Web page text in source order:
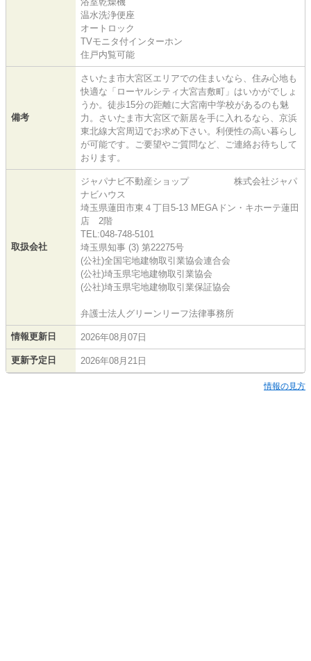
温水洗浄便座
オートロック
TVモニタ付インターホン
住戸内覧可能
備考
さいたま市大宮区エリアでの住まいなら、住み心地も
快適な「ローヤルシティ大宮吉敷町」はいかがでしょ
うか。徒歩15分の距離に大宮南中学校があるのも魅
力。さいたま市大宮区で新居を手に入れるなら、京浜
東北線大宮周辺でお求め下さい。利便性の高い暮らし
が可能です。ご要望やご質問など、ご連絡お待ちして
おります。
取扱会社
ジャパナビ不動産ショップ 株式会社ジャパ
ナビハウス
埼玉県蓮田市東４丁目5-13 MEGAドン・キホーテ蓮田
店 2階
TEL:048-748-5101
埼玉県知事 (3) 第22275号
(公社)全国宅地建物取引業協会連合会
(公社)埼玉県宅地建物取引業協会
(公社)埼玉県宅地建物取引業保証協会
弁護士法人グリーンリーフ法律事務所
情報更新日 2026年08月07日
更新予定日 2026年08月21日
情報の見方